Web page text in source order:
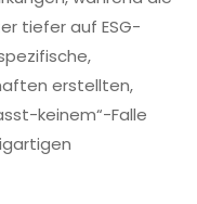
tiefer auf ESG-
erstellten,
keinem“-Falle